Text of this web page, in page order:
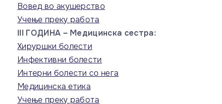
Вовед во акушерство
Учење преку работа
III ГОДИНА – Медицинска сестра:
Хируршки болести
Инфективни болести
Интерни болести со нега
Медицинска етика
Учење преку работа